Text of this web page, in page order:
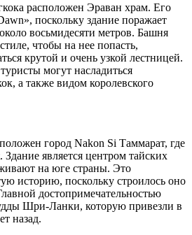
расположен Эраван храм. Его
поскольку здание поражает
восьмидесяти метров. Башня
чтобы на нее попасть,
крутой и очень узкой лестницей.
могут насладиться
а также видом королевского
город Nakon Si Таммарат, где
является центром тайских
на юге страны. Это
историю, поскольку строилось оно
достопримечательностью
Шри-Ланки, которую привезли в
назад.